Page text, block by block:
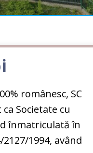
românesc, SC
Societate cu
înmatriculată în
1994, având